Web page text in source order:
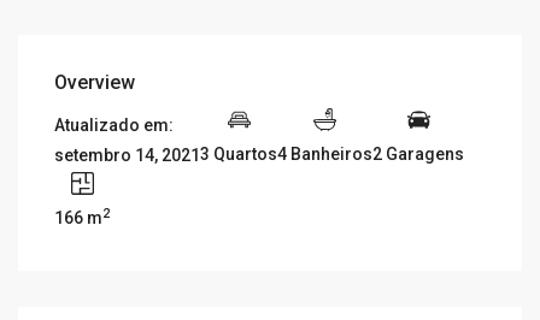
Overview
Atualizado em:
setembro 14, 20213 Quartos4 Banheiros2 Garagens
166 m2